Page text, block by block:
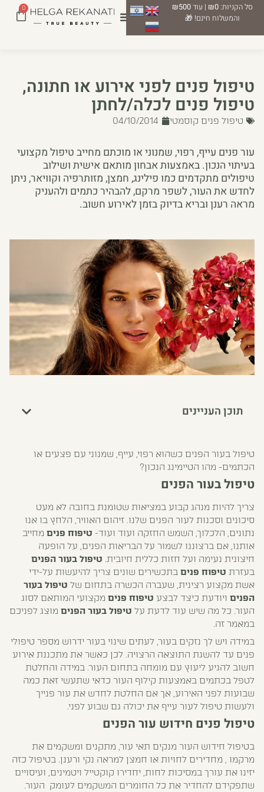
סל הקניות:₪0 | עוד₪500
והמשלוח חינם! 🎁
0
טיפול פנים לפני אירוע או חתונה,
טיפול פנים לכלה/לחתן
טיפול פנים קוסמטי 04/10/2014
עור פנים עייף, רפוי, שמנוני או מוכתם מחייב טיפול מקצועי
בעיתוי הנכון. באמצעות אבחון מותאם אישית ושילוב
טיפולים מתקדמים כמו פילינג, חמצן, מזותרפיה וקוויאר, ניתן
לחדש את העור, לשפר מרקם, להבהיר כתמים ולהעניק
מראה רענן ובריא בדיוק בזמן לאירוע חשוב.
תוכן העניינים
טיפול בעור הפנים כשהוא רפוי, עייף, שמנוני עם פצעים או
הכתמים- מהו הטיימינג הנכון?
טיפול בעור הפנים
צריך להיות מנהג קבוע במציאות שטומנת בחובה לא מעט
סיכונים וסכנות לעור הפנים שלנו. זיהום האוויר, הלחץ בו אנו
נתונים, הלכלוך, השמש החזקה ועוד ועוד- טיפוח פנים מחייב
אותנו, אם ברצוננו לשמור על הבריאות הפנים, על הופעה
חיצונית נעימה ועל חזות כללית חיובית. טיפול בעור הפנים
בעזרת טיפוח פנים בתכשירים שונים צריך להיעשות על-ידי
אשת מקצוע רצינית, שעברה הכשרה בתחום של טיפול בעור
הפנים ויודעת כיצד לבצע טיפוח פנים מקצועי המותאם לסוג
העור. כל מה שיש עוד לדעת על טיפול בעור הפנים מוצג לפניכם
במאמר זה.
במידה ויש לך נזקים בעור, לעתים שינוי בעור ידרוש מספר טיפולי
פנים עד להשגת התוצאה הרצויה. לכן כאשר את מתכננת אירוע
חשוב להגיע ליעוץ עם מומחה בתחום העור. במידה והחלטת
לטפל בכתמים באמצעות קילוף העור כדאי שתעשי זאת כמה
שבועות לפני האירוע, אך אם החלטת לחדש את עור פנייך
ולעשות טיפול לעור עייף את יכולה גם שבוע לפני.
טיפול פנים חידוש עור הפנים
בטיפול חידוש העור מנקים תאי עור, מתקנים ומשקמים את
מרקמו , מחדירים לחויות או חמצן למראה נקי ורענן. בטיפול כזה
יזינו את עורך במסיכות לחות, יחדירו קוקטייל ויטמינים, ועיסויים
שתפקידם להחדיר את כל החומרים המשקמים לעומק העור.